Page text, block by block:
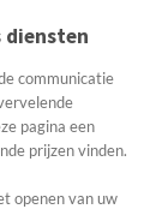
diensten
communicatie
pagina een
prijzen vinden.
openen van uw